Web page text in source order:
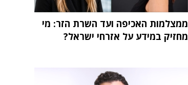
ממצלמות האכיפה ועד השרת הזר: מי
מחזיק במידע על אזרחי ישראל?